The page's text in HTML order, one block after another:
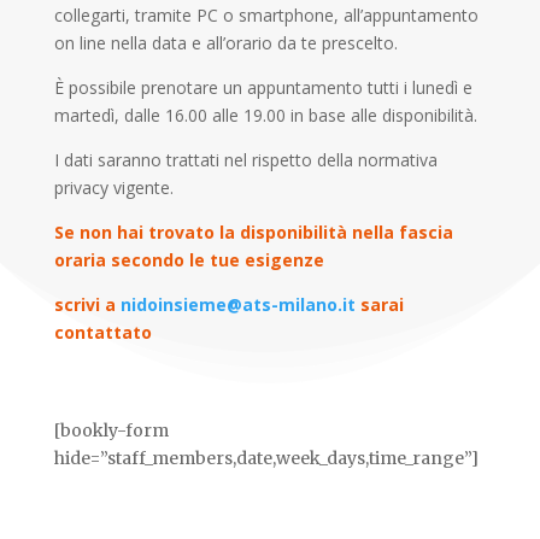
collegarti, tramite PC o smartphone, all’appuntamento
on line nella data e all’orario da te prescelto.
È possibile prenotare un appuntamento tutti i lunedì e
martedì, dalle 16.00 alle 19.00 in base alle disponibilità.
I dati saranno trattati nel rispetto della normativa
privacy vigente.
Se non hai trovato la disponibilità nella fascia
oraria secondo le tue esigenze
scrivi a nidoinsieme@ats-milano.it sarai
contattato
[bookly-form
hide=”staff_members,date,week_days,time_range”]